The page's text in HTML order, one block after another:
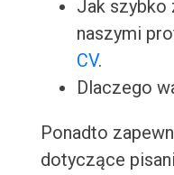
Jak szybko
naszymi
CV.
Dlaczego
Ponadto
dotyczące